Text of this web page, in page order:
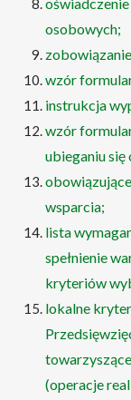
osobowych;
wzór
instrukcja
wzór
ubieganiu się
wsparcia;
lista
spełnienie
kryteriów
lokalne
(operacje